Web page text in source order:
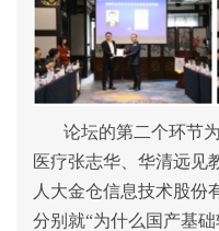
论坛的第二个环节
医疗张志华、华清远见
人大金仓信息技术股份
分别就“为什么国产基